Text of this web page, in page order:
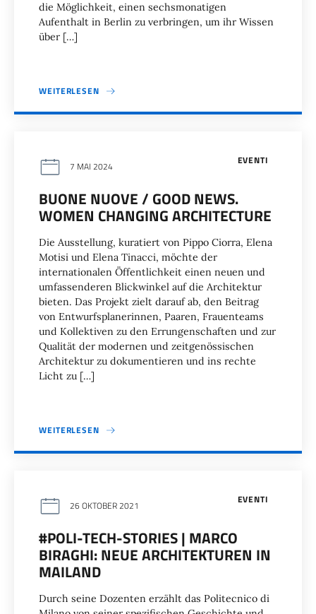
die Möglichkeit, einen sechsmonatigen
Aufenthalt in Berlin zu verbringen, um ihr Wissen
über […]
WEITERLESEN
EVENTI
7 MAI 2024
BUONE NUOVE / GOOD NEWS.
WOMEN CHANGING ARCHITECTURE
Die Ausstellung, kuratiert von Pippo Ciorra, Elena
Motisi und Elena Tinacci, möchte der
internationalen Öffentlichkeit einen neuen und
umfassenderen Blickwinkel auf die Architektur
bieten. Das Projekt zielt darauf ab, den Beitrag
von Entwurfsplanerinnen, Paaren, Frauenteams
und Kollektiven zu den Errungenschaften und zur
Qualität der modernen und zeitgenössischen
Architektur zu dokumentieren und ins rechte
Licht zu […]
WEITERLESEN
EVENTI
26 OKTOBER 2021
#POLI-TECH-STORIES | MARCO
BIRAGHI: NEUE ARCHITEKTUREN IN
MAILAND
Durch seine Dozenten erzählt das Politecnico di